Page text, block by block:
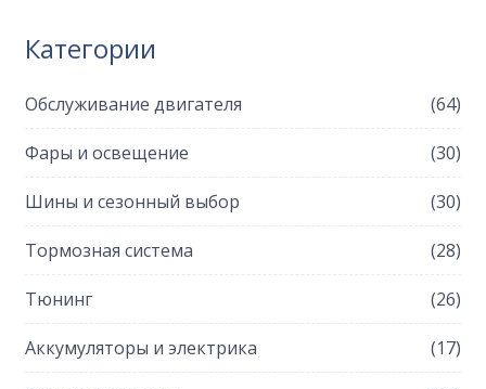
Категории
Обслуживание двигателя (64)
Фары и освещение (30)
Шины и сезонный выбор (30)
Тормозная система (28)
Тюнинг (26)
Аккумуляторы и электрика (17)